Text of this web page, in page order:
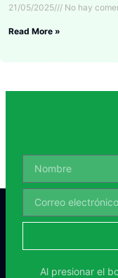
21/05/2025 No hay
Read More »
Al presionar el